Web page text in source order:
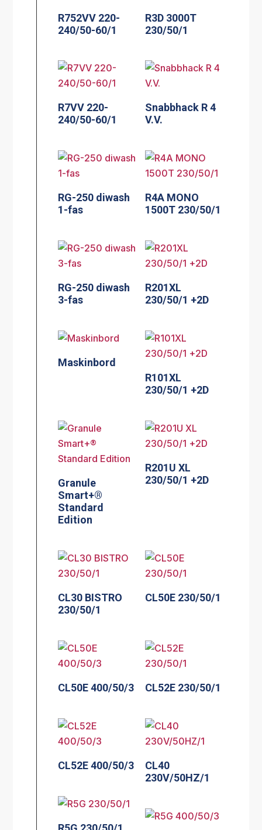
R752VV 220-
240/50-60/1
R3D 3000T
230/50/1
R7VV 220-
240/50-60/1
Snabbhack R 4
V.V.
RG-250 diwash
1-fas
R4A MONO
1500T 230/50/1
RG-250 diwash
3-fas
R201XL
230/50/1 +2D
Maskinbord
R101XL
230/50/1 +2D
Granule
Smart+®
Standard
Edition
R201U XL
230/50/1 +2D
CL30 BISTRO
230/50/1
CL50E 230/50/1
CL50E 400/50/3 CL52E 230/50/1
CL52E 400/50/3
CL40
230V/50HZ/1